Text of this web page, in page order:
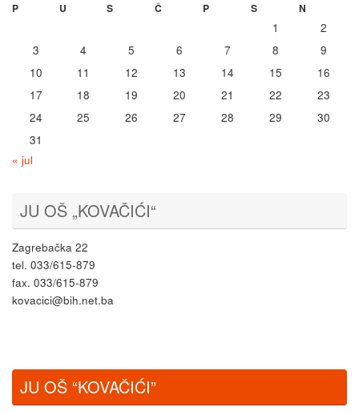
P
U S Č P S N
1
2
3
4 5 6 7 8
9
10
11 12 13 14 15
16
17
18 19 20 21 22
23
24
25 26 27 28 29
30
31
« jul
JU OŠ „KOVAČIĆI“
Zagrebačka 22
tel. 033/615-879
fax. 033/615-879
kovacici@bih.net.ba
JU OŠ “KOVAČIĆI”